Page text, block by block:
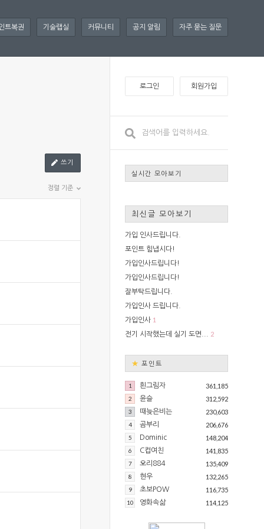
트복권 기술랩실 커뮤니티 공지 알림 자주 묻는 질문
쓰기
정렬 기준
로그인 회원가입
실시간 모아보기
최신글 모아보기
가입 인사드립니다.
포인트 힘냅시다!
가입인사드립니다!
가입인사드립니다!
잘부탁드립니다.
가입인사 드립니다.
가입인사 1
전기 시작했는데 실기 도면... 2
★ 포인트
1 흰그림자 361,185
2 윤슬 312,592
3 때늦은비는 230,603
4 곰부리 206,676
5 Dominic 148,204
6 C컵여친 141,835
7 오리884 135,409
8 현우 132,265
9 초보POW 116,735
10 영화속삶 114,125